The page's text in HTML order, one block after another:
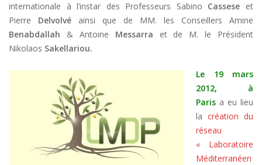
internationale à l’instar des Professeurs Sabino Cassese et
Pierre Delvolvé ainsi que de MM. les Conseillers Amine
Benabdallah & Antoine Messarra et de M. le Président
Nikolaos Sakellariou.
Le 19 mars
2012, à
Paris a eu lieu
la création du
réseau
« Laboratoire
Méditerranéen